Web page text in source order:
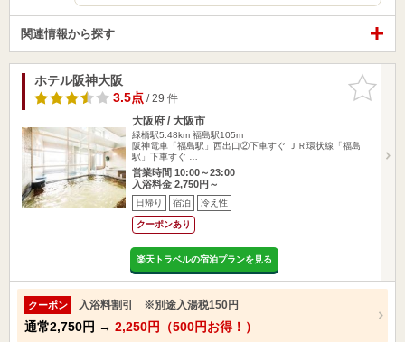
関連情報から探す
お気に入
りに追加
ホテル阪神大阪
3.5点/ 29 件
大阪府 / 大阪市
緑橋駅5.48km 福島駅105m
阪神電車「福島駅」西出口②下車すぐ ＪＲ環状線「福島
駅」下車すぐ …
営業時間 10:00～23:00
入浴料金 2,750円～
日帰り 宿泊 冷え性
クーポンあり
楽天トラベルの宿泊プランを見る
クーポン 入浴料割引 ※別途入湯税150円
通常2,750円 → 2,250円（500円お得！）